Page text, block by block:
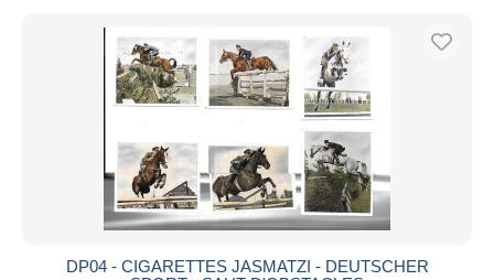
DP04 - CIGARETTES JASMATZI - DEUTSCHER